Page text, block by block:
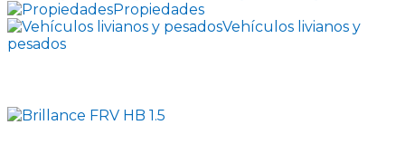
Propiedades
Vehículos livianos y
pesados